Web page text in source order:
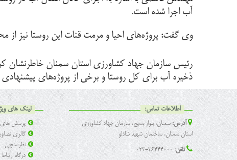
آب اجرا شده است.
وی گفت: پروژه‌های احیا و مرمت قنات این روستا نیز از محل اعتبارات سال‌های ۱۳۹۳،
رئیس سازمان جهاد کشاورزی استان سمنان خاطرنشان
ذخیره آب برای کل روستا و برخی از پروژه‌های
اطلاعات تماس:
آدرس:سمنان، بلوار بسیج، سازمان جهاد کشاورزی
استان سمنان، ساختمان شهید شادلو
تلفن: 36444000-023
لینک های
پرسش های
گالری
نظرسنجی
درگاه